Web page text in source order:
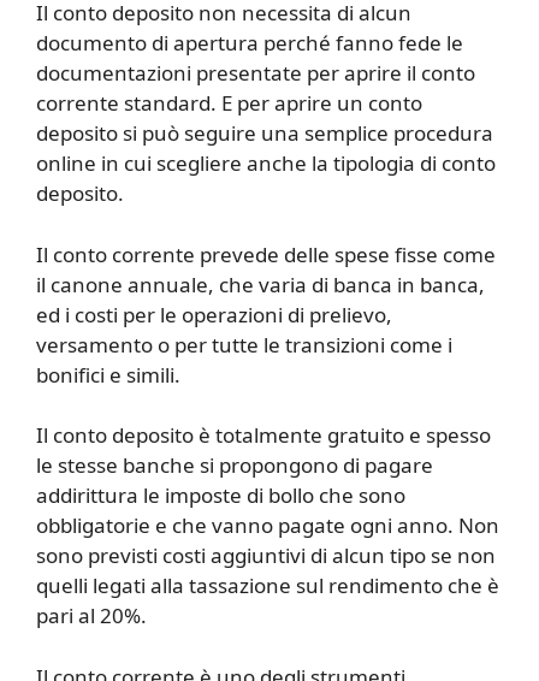
Il conto deposito non necessita di alcun
documento di apertura perché fanno fede le
documentazioni presentate per aprire il conto
corrente standard. E per aprire un conto
deposito si può seguire una semplice procedura
online in cui scegliere anche la tipologia di conto
deposito.
Il conto corrente prevede delle spese fisse come
il canone annuale, che varia di banca in banca,
ed i costi per le operazioni di prelievo,
versamento o per tutte le transizioni come i
bonifici e simili.
Il conto deposito è totalmente gratuito e spesso
le stesse banche si propongono di pagare
addirittura le imposte di bollo che sono
obbligatorie e che vanno pagate ogni anno. Non
sono previsti costi aggiuntivi di alcun tipo se non
quelli legati alla tassazione sul rendimento che è
pari al 20%.